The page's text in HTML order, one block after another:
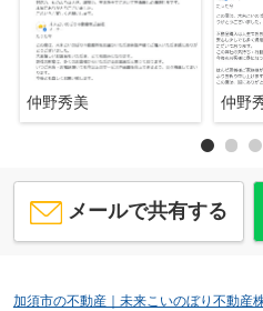
仲野秀美 仲野
メールで共有する
加須市の不動産｜未来こいのぼり不動産